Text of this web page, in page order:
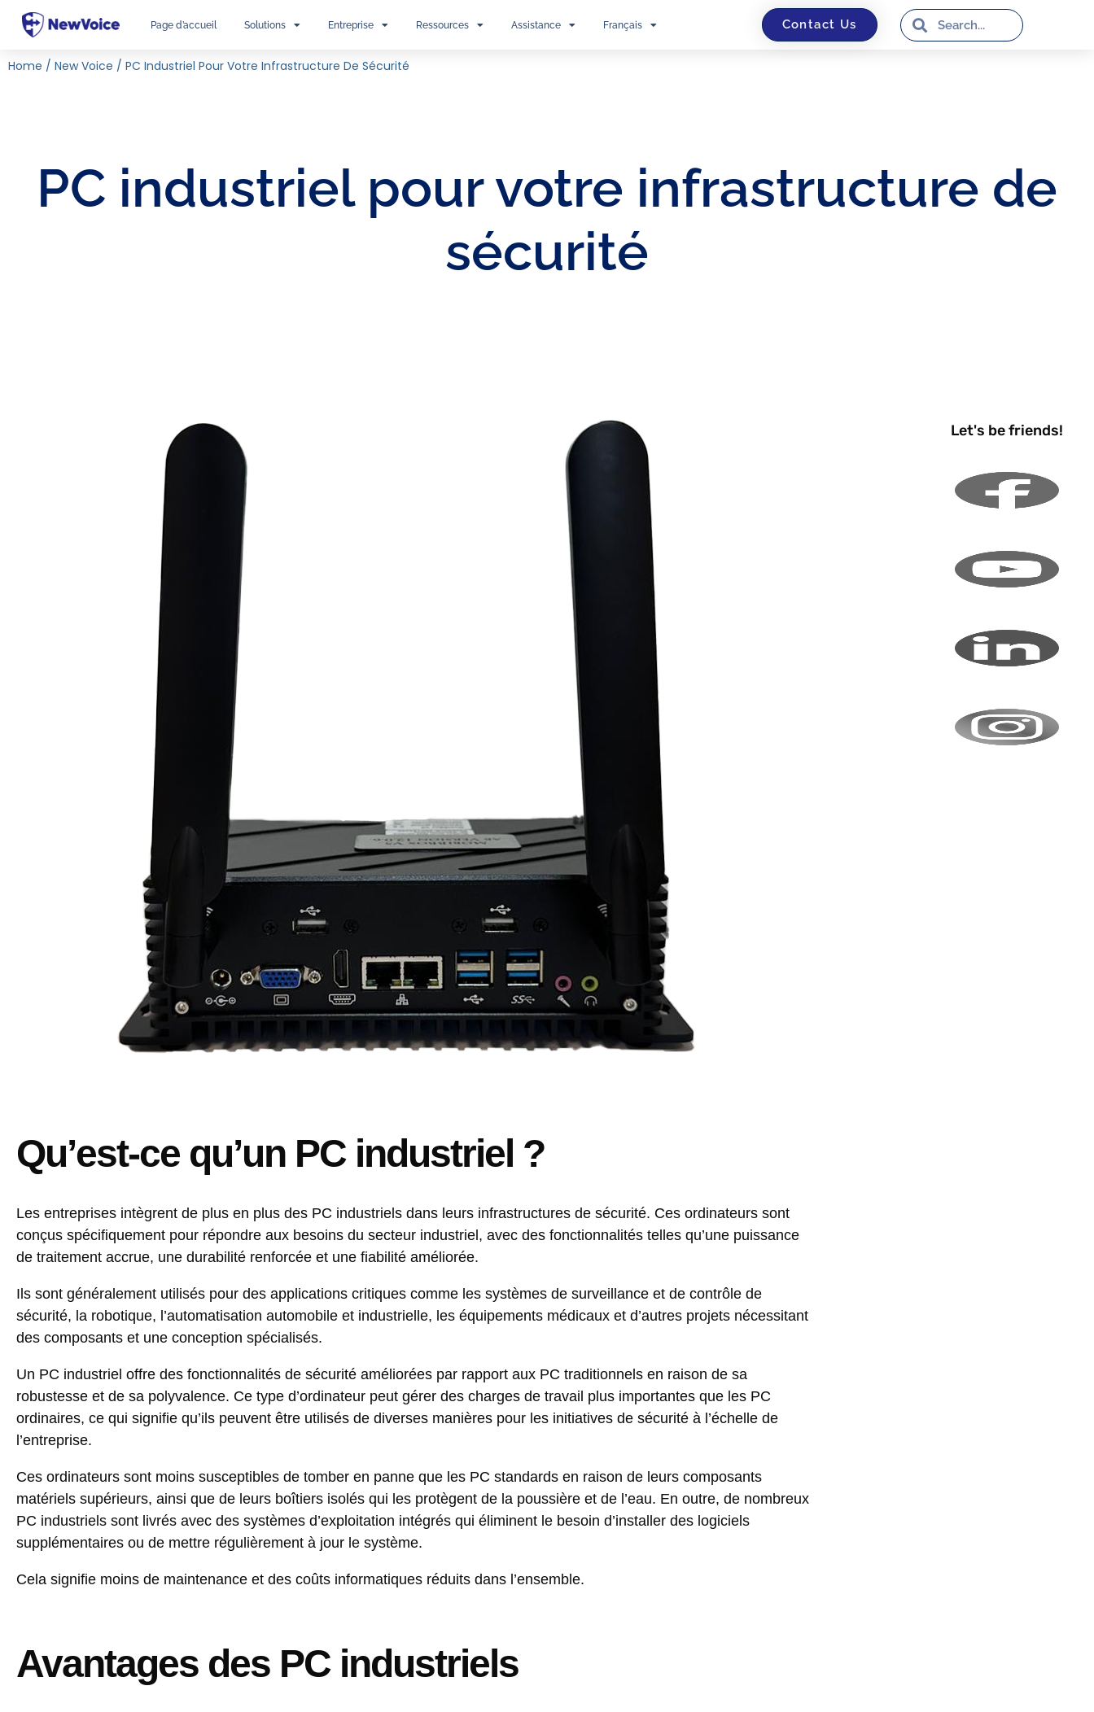
Page d’accueil Solutions Entreprise Ressources Assistance Français Contact Us
Home / New Voice / PC Industriel Pour Votre Infrastructure De Sécurité
PC industriel pour votre infrastructure de
sécurité
Qu’est-ce qu’un PC industriel ?
Les entreprises intègrent de plus en plus des PC industriels dans leurs infrastructures de sécurité. Ces ordinateurs sont
conçus spécifiquement pour répondre aux besoins du secteur industriel, avec des fonctionnalités telles qu’une puissance
de traitement accrue, une durabilité renforcée et une fiabilité améliorée.
Ils sont généralement utilisés pour des applications critiques comme les systèmes de surveillance et de contrôle de
sécurité, la robotique, l’automatisation automobile et industrielle, les équipements médicaux et d’autres projets nécessitant
des composants et une conception spécialisés.
Un PC industriel offre des fonctionnalités de sécurité améliorées par rapport aux PC traditionnels en raison de sa
robustesse et de sa polyvalence. Ce type d’ordinateur peut gérer des charges de travail plus importantes que les PC
ordinaires, ce qui signifie qu’ils peuvent être utilisés de diverses manières pour les initiatives de sécurité à l’échelle de
l’entreprise.
Ces ordinateurs sont moins susceptibles de tomber en panne que les PC standards en raison de leurs composants
matériels supérieurs, ainsi que de leurs boîtiers isolés qui les protègent de la poussière et de l’eau. En outre, de nombreux
PC industriels sont livrés avec des systèmes d’exploitation intégrés qui éliminent le besoin d’installer des logiciels
supplémentaires ou de mettre régulièrement à jour le système.
Cela signifie moins de maintenance et des coûts informatiques réduits dans l’ensemble.
Avantages des PC industriels
Let's be friends!